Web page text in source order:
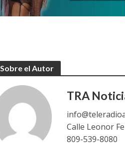
Sobre el Autor
TRA
Calle Leonor
809-539-8080